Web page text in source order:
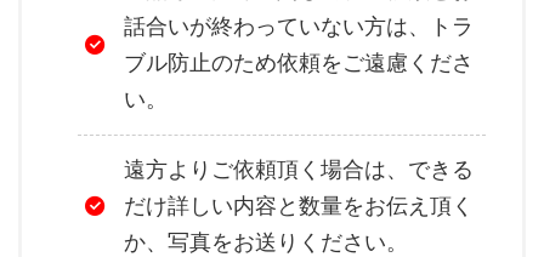
話合いが終わっていない方は、トラ
ブル防止のため依頼をご遠慮くださ
い。
遠方よりご依頼頂く場合は、できる
だけ詳しい内容と数量をお伝え頂く
か、写真をお送りください。